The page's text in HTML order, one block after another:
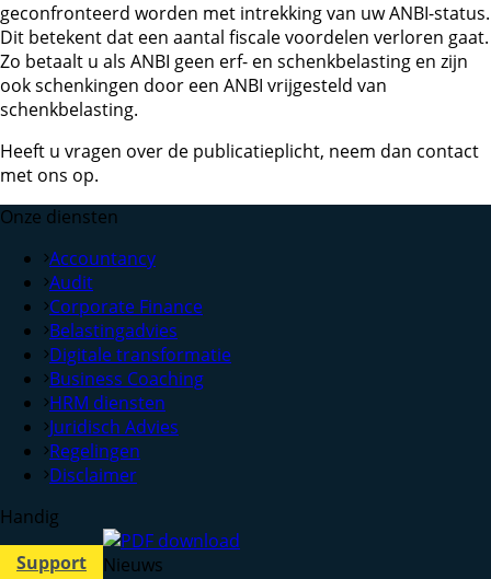
geconfronteerd worden met intrekking van uw ANBI-status.
Dit betekent dat een aantal fiscale voordelen verloren gaat.
Zo betaalt u als ANBI geen erf- en schenkbelasting en zijn
ook schenkingen door een ANBI vrijgesteld van
schenkbelasting.
Heeft u vragen over de publicatieplicht, neem dan contact
met ons op.
Onze diensten
Accountancy
Audit
Corporate Finance
Belastingadvies
Digitale transformatie
Business Coaching
HRM diensten
Juridisch Advies
Regelingen
Disclaimer
Handig
Support
Nieuws